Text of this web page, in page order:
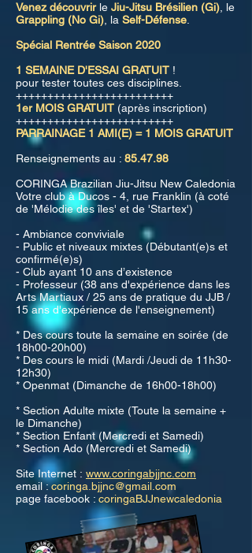
Venez découvrir le Jiu-Jitsu Brésilien (Gi) , le
Grappling (No Gi) , la Self-Défense
Spécial Rentrée Saison 2020
1 SEMAINE D'ESSAI GRATUIT !
pour tester toutes ces disciplines.
+++++++++++++++++++++++++
1er MOIS GRATUIT (après inscription)
+++++++++++++++++++++++++
PARRAINAGE 1 AMI(E) = 1 MOIS GRATUIT
Renseignements au : 85.47.98
CORINGA Brazilian Jiu-Jitsu New Caledonia
Votre club à Ducos - 4, rue Franklin (à coté
de 'Mélodie des îles' et de 'Startex')
- Ambiance conviviale
- Public et niveaux mixtes (Débutant(e)s et
confirmé(e)s)
- Club ayant 10 ans d’existence
- Professeur (38 ans d'expérience dans les
Arts Martiaux / 25 ans de pratique du JJB /
15 ans d'expérience de l'enseignement)
* Des cours toute la semaine en soirée (de
18h00-20h00)
* Des cours le midi (Mardi /Jeudi de 11h30-
12h30)
* Openmat (Dimanche de 16h00-18h00)
* Section Adulte mixte (Toute la semaine +
le Dimanche)
* Section Enfant (Mercredi et Samedi)
* Section Ado (Mercredi et Samedi)
Site Internet : www.coringabjjnc.com
email :coringa.bjjnc@gmail.com
page facebook : coringaBJJnewcaledonia